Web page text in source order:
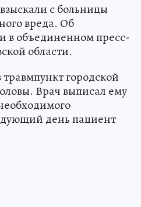
с больницы
вреда. Об
в объединенном пресс-
области.
городской
Врач выписал ему
день пациент